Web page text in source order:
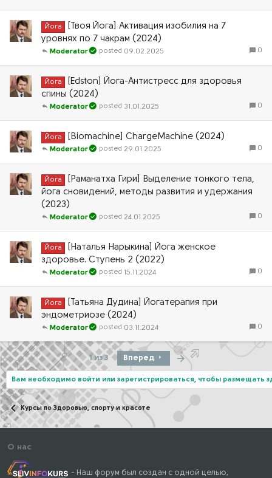
Йога
[Твоя Йога] Активация изобилия на 7
уровнях по 7 чакрам (2024)
0
09.02.2025
Moderator
Йога
[Edston] Йога-Антистресс для здоровья
спины (2024)
0
31.01.2025
Moderator
Йога [Biomachine] ChargeMachine (2024)
0
29.01.2025
Moderator
Йога
[Раманатха Гири] Выделение тонкого тела,
йога сновидений, методы развития и удержания
(2023)
0
24.01.2025
Moderator
Йога
[Наталья Нарыкина] Йога женское
здоровье. Ступень 2 (2022)
0
15.11.2024
Moderator
Йога
[Татьяна Дудина] Йогатерапия при
эндометриозе (2024)
0
03.11.2024
Moderator
1 из 3 Вперед Последняя
Вам необходимо войти или зарегистрироваться, чтобы размещать
Курсы по Здоровью, спорту и красоте
О нас
- Наш форум был создан с одной целью,